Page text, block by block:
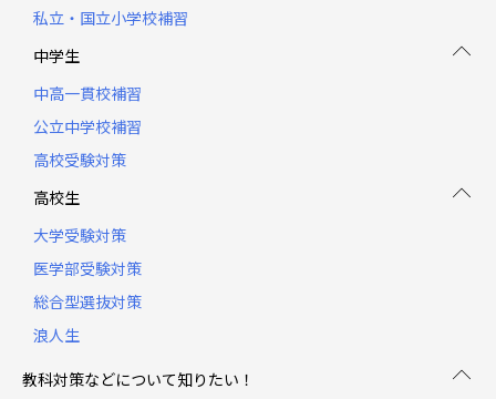
私立・国立小学校補習
中学生
中高一貫校補習
公立中学校補習
高校受験対策
高校生
大学受験対策
医学部受験対策
総合型選抜対策
浪人生
教科対策などについて知りたい！